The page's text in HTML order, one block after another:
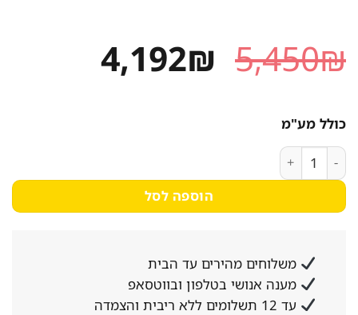
5,450₪ המחיר
המקורי
4,192₪ המחיר
כולל מע"מ
כמות של כיור אמצעי עם ארונית, 150/60 דלתות ננעלות, נירוסטה 304 עבה
הוספה לסל
משלוחים מהירים עד הבית
מענה אנושי בטלפון ובווטסאפ
עד 12 תשלומים ללא ריבית והצמדה